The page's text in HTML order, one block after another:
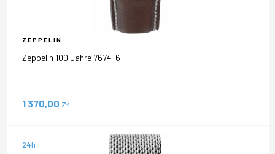
ZEPPELIN
Zeppelin 100 Jahre 7674-6
1 370,00 zł
24h